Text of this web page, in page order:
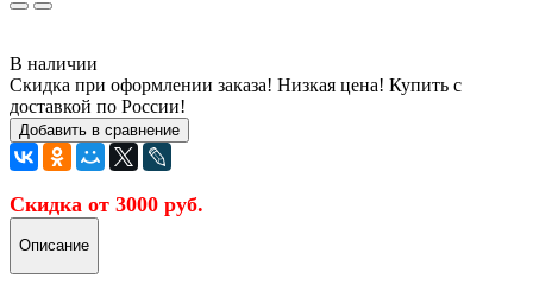
В наличии
Скидка при оформлении заказа! Низкая цена! Купить с
доставкой по России!
Добавить в сравнение
Скидка от 3000 руб.
Описание